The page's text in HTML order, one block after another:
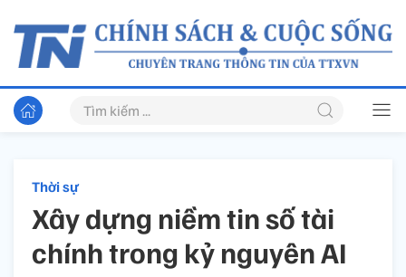
Thời sự
Xây dựng niềm tin số tài
chính trong kỷ nguyên AI